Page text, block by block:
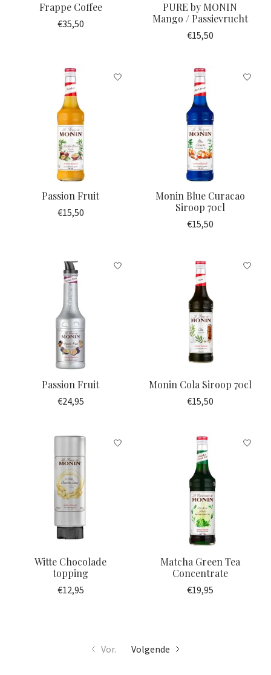
Frappe Coffee
€35,50
PURE by MONIN
Mango / Passievrucht
€15,50
Passion Fruit
€15,50
Monin Blue Curacao
Siroop 70cl
€15,50
Passion Fruit
€24,95
Monin Cola Siroop 70cl
€15,50
Witte Chocolade
topping
€12,95
Matcha Green Tea
Concentrate
€19,95
Vor. Volgende